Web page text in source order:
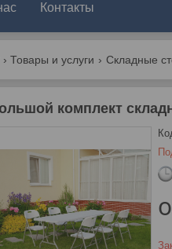
Контакты
Товары и услуги Складные
комплект